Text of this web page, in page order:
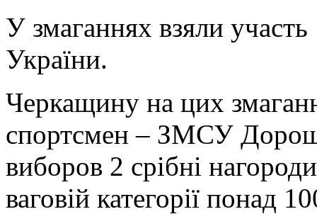
У змаганнях взяли
України.
Черкащину на цих
спортсмен – ЗМСУ
виборов 2 срібні
ваговій категорії понад